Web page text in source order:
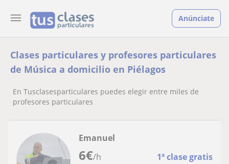
Anúnciate
Clases particulares y profesores particulares
de Música a domicilio en Piélagos
En Tusclasesparticulares puedes elegir entre miles de
profesores particulares
6€/h 1ª clase gratis
Emanuel